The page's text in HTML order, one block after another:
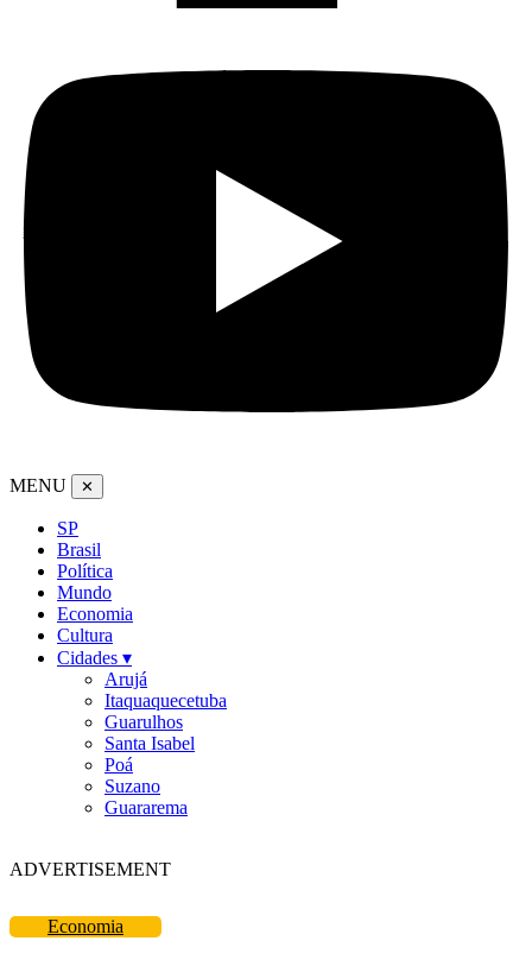
MENU ✕
SP
Brasil
Política
Mundo
Economia
Cultura
Cidades ▾
Arujá
Itaquaquecetuba
Guarulhos
Santa Isabel
Poá
Suzano
Guararema
ADVERTISEMENT
Economia